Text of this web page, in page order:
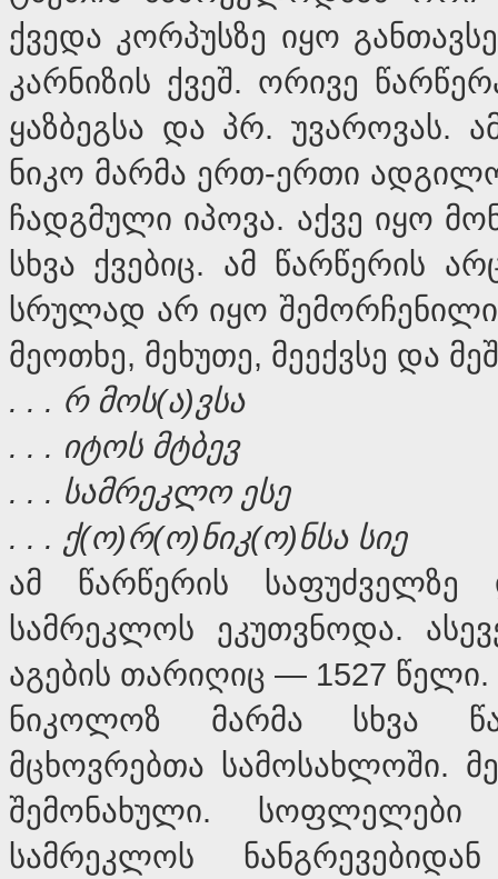
ქვედა კორპუსზე იყო
კარნიზის ქვეშ. ორივე
ყაზბეგსა და პრ. უვაროვას.
ნიკო მარმა ერთ-ერთი
ჩადგმული იპოვა. აქვე იყო
სხვა ქვებიც. ამ წარწერის
სრულად არ იყო
მეოთხე, მეხუთე, მეექვსე და
. . . რ მოს(ა)ვსა
. . . იტოს მტბევ
. . . სამრეკლო ესე
. . . ქ(ო)რ(ო)ნიკ(ო)ნსა სიე
ამ წარწერის
სამრეკლოს ეკუთვნოდა.
აგების თარიღიც — 1527 წელი.
ნიკოლოზ მარმა სხვა
მცხოვრებთა სამოსახლოში.
შემონახული.
სამრეკლოს